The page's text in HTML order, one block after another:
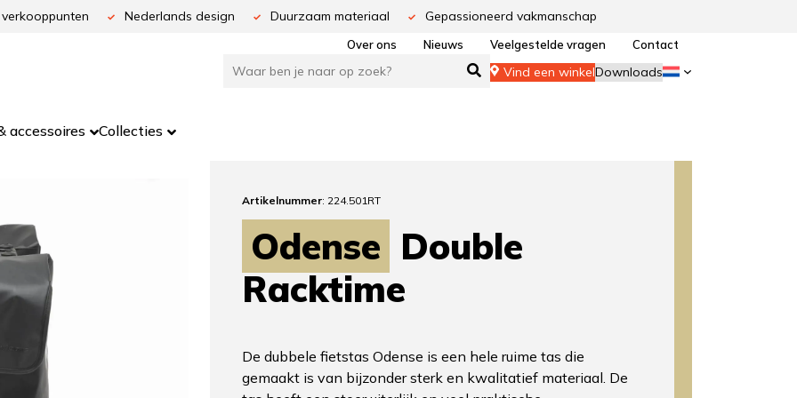
Nederlands design Duurzaam materiaal Gepassioneerd vakmanschap
Over ons Nieuws Veelgestelde vragen Contact
Vind een winkelDownloads
accessoires Collecties
Artikelnummer: 224.501RT
Odense Double
Racktime
De dubbele fietstas Odense is een hele ruime tas die
gemaakt is van bijzonder sterk en kwalitatief materiaal. De